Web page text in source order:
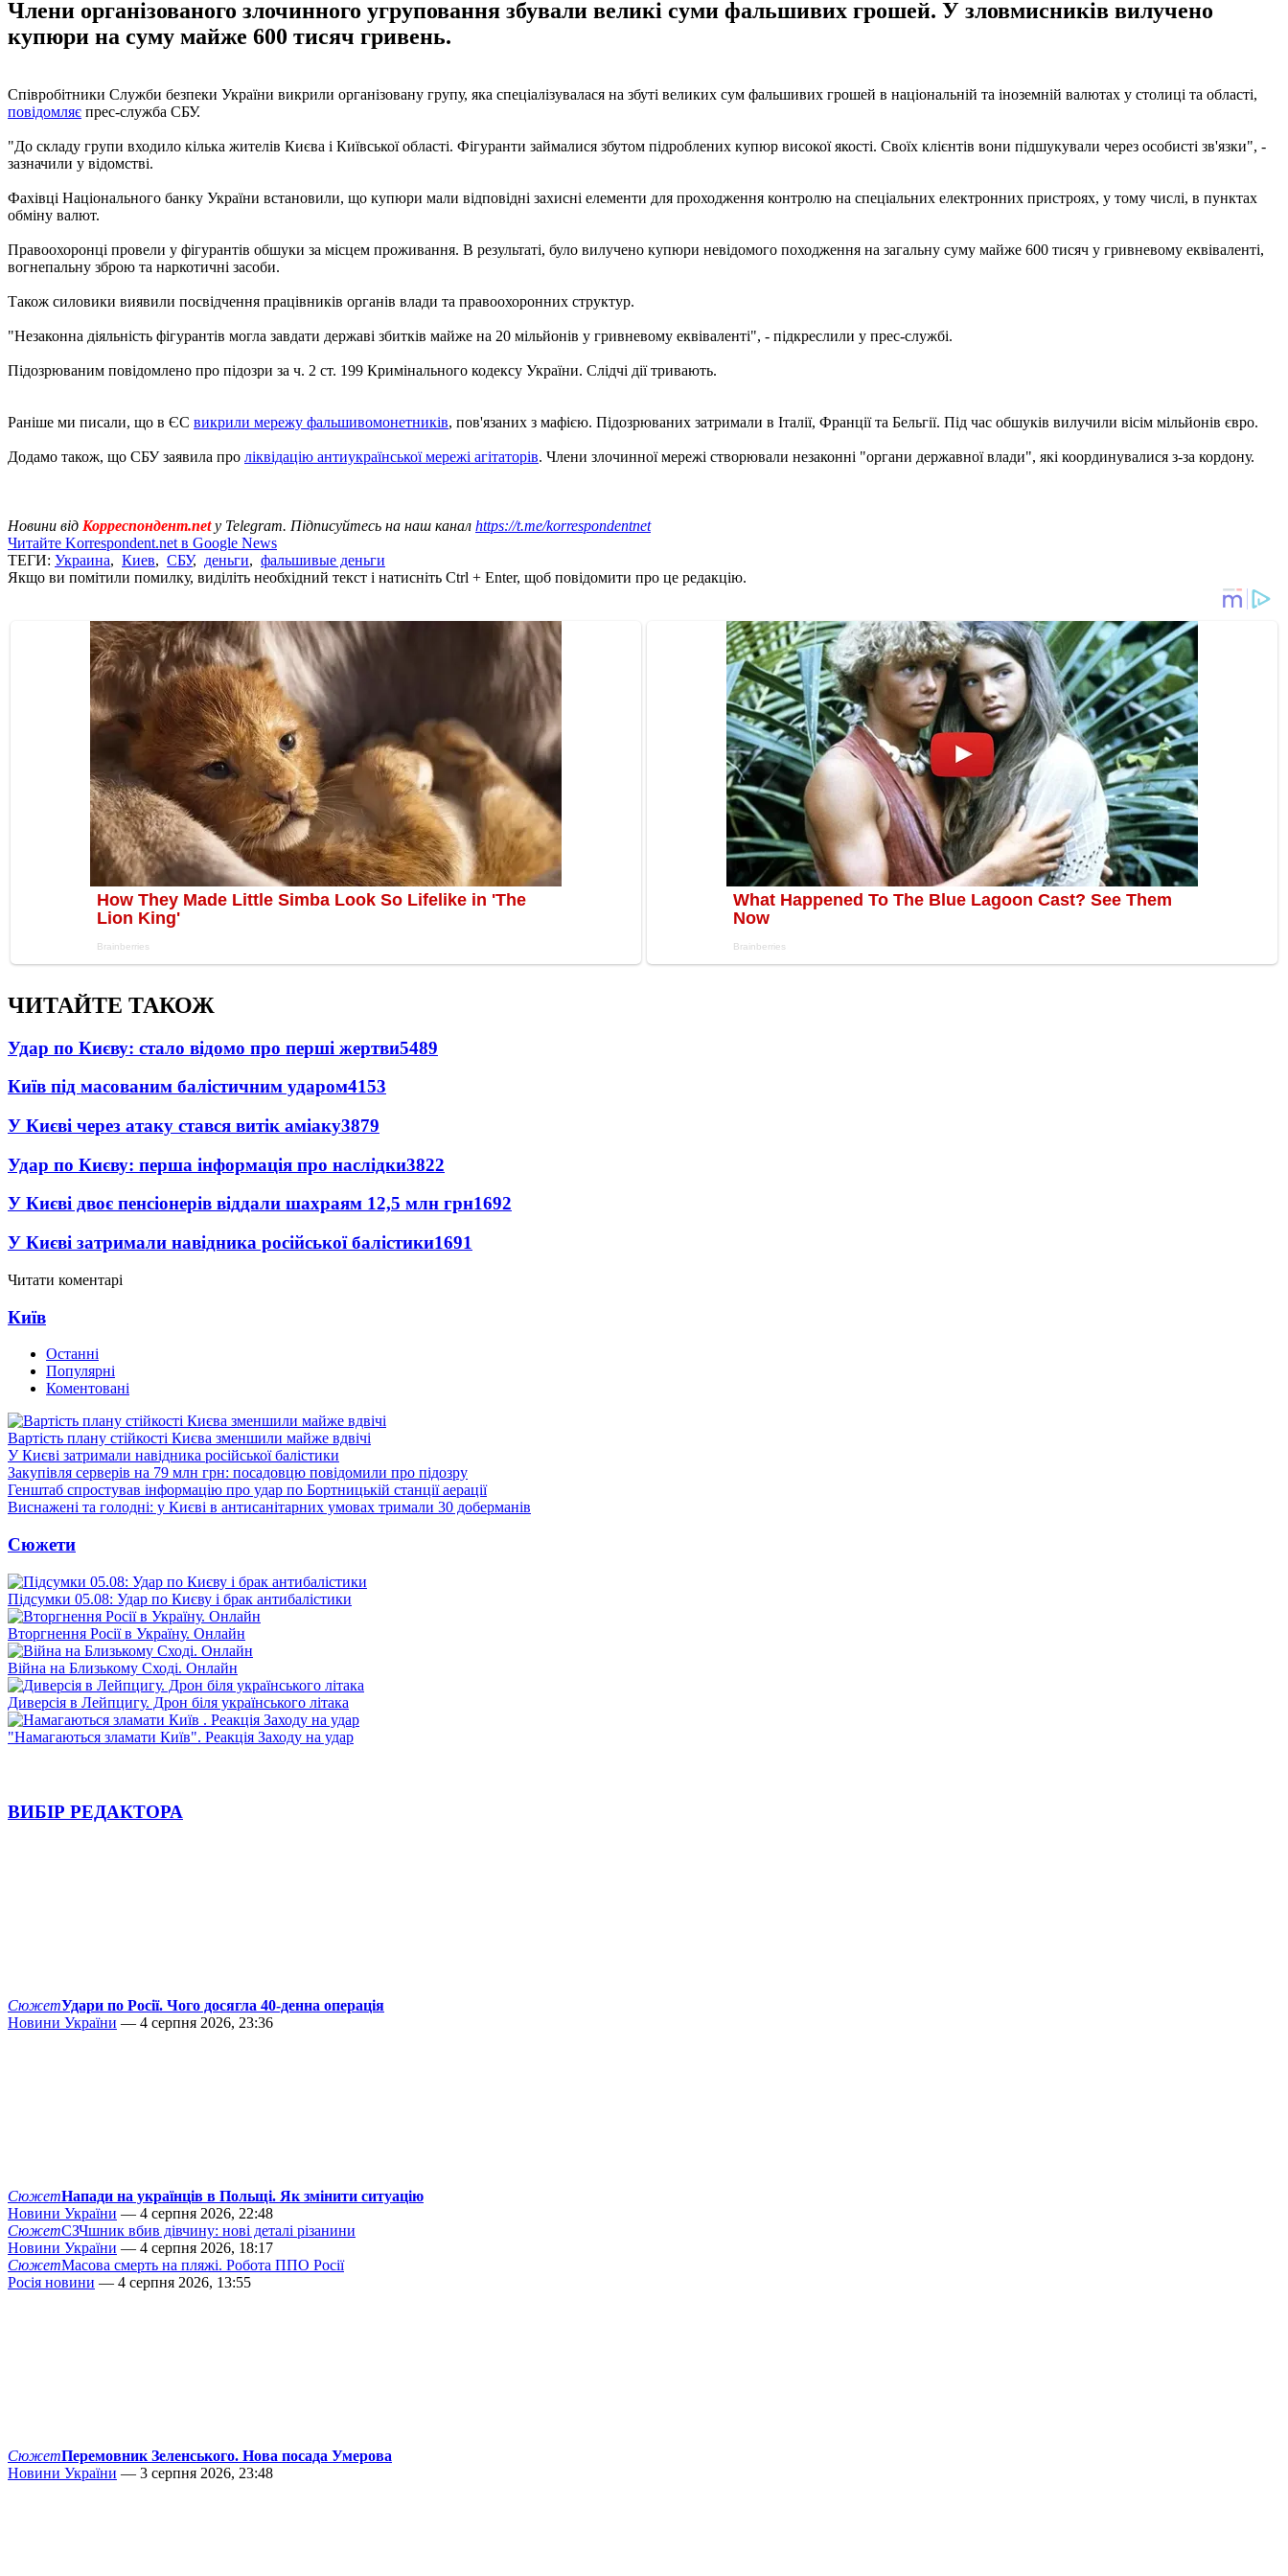
Члени організованого злочинного угруповання збували великі суми фальшивих грошей. У зловмисників вилучено
купюри на суму майже 600 тисяч гривень.
Співробітники Служби безпеки України викрили організовану групу, яка спеціалізувалася на збуті великих сум фальшивих грошей в національній та іноземній валютах у столиці та області,
повідомляє прес-служба СБУ.
"До складу групи входило кілька жителів Києва і Київської області. Фігуранти займалися збутом підроблених купюр високої якості. Своїх клієнтів вони підшукували через особисті зв'язки", -
зазначили у відомстві.
Фахівці Національного банку України встановили, що купюри мали відповідні захисні елементи для проходження контролю на спеціальних електронних пристроях, у тому числі, в пунктах
обміну валют.
Правоохоронці провели у фігурантів обшуки за місцем проживання. В результаті, було вилучено купюри невідомого походження на загальну суму майже 600 тисяч у гривневому еквіваленті,
вогнепальну зброю та наркотичні засоби.
Також силовики виявили посвідчення працівників органів влади та правоохоронних структур.
"Незаконна діяльність фігурантів могла завдати державі збитків майже на 20 мільйонів у гривневому еквіваленті", - підкреслили у прес-службі.
Підозрюваним повідомлено про підозри за ч. 2 ст. 199 Кримінального кодексу України. Слідчі дії тривають.
Раніше ми писали, що в ЄС викрили мережу фальшивомонетників, пов'язаних з мафією. Підозрюваних затримали в Італії, Франції та Бельгії. Під час обшуків вилучили вісім мільйонів євро.
Додамо також, що СБУ заявила про ліквідацію антиукраїнської мережі агітаторів. Члени злочинної мережі створювали незаконні "органи державної влади", які координувалися з-за кордону.
Новини від Корреспондент.netу Telegram. Підписуйтесь на наш канал https://t.me/korrespondentnet
Читайте Korrespondent.net в Google News
ТЕГИ: Украина, Киев, СБУ, деньги, фальшивые деньги
Якщо ви помітили помилку, виділіть необхідний текст і натисніть Ctrl + Enter, щоб повідомити про це редакцію.
ЧИТАЙТЕ ТАКОЖ
Удар по Києву: стало відомо про перші жертви5489
Київ під масованим балістичним ударом4153
У Києві через атаку стався витік аміаку3879
Удар по Києву: перша інформація про наслідки3822
У Києві двоє пенсіонерів віддали шахраям 12,5 млн грн1692
У Києві затримали навідника російської балістики1691
Читати коментарі
Київ
Останні
Популярні
Коментовані
Вартість плану стійкості Києва зменшили майже вдвічі
У Києві затримали навідника російської балістики
Закупівля серверів на 79 млн грн: посадовцю повідомили про підозру
Генштаб спростував інформацію про удар по Бортницькій станції аерації
Виснажені та голодні: у Києві в антисанітарних умовах тримали 30 доберманів
Сюжети
Підсумки 05.08: Удар по Києву і брак антибалістики
Вторгнення Росії в Україну. Онлайн
Війна на Близькому Сході. Онлайн
Диверсія в Лейпцигу. Дрон біля українського літака
"Намагаються зламати Київ". Реакція Заходу на удар
ВИБІР РЕДАКТОРА
СюжетУдари по Росії. Чого досягла 40-денна операція
Новини України — 4 серпня 2026, 23:36
СюжетНапади на українців в Польщі. Як змінити ситуацію
Новини України — 4 серпня 2026, 22:48
СюжетСЗЧшник вбив дівчину: нові деталі різанини
Новини України — 4 серпня 2026, 18:17
СюжетМасова смерть на пляжі. Робота ППО Росії
Росія новини — 4 серпня 2026, 13:55
СюжетПеремовник Зеленського. Нова посада Умерова
Новини України — 3 серпня 2026, 23:48